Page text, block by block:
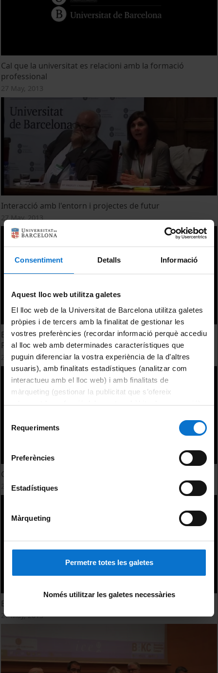
Consentiment Detalls Informació
Aquest lloc web utilitza galetes
El lloc web de la Universitat de Barcelona utilitza galetes
pròpies i de tercers amb la finalitat de gestionar les
vostres preferències (recordar informació perquè accediu
al lloc web amb determinades característiques que
puguin diferenciar la vostra experiència de la d’altres
usuaris), amb finalitats estadístiques (analitzar com
interactueu amb el lloc web) i amb finalitats de
màrqueting (gestionar la publicitat que s’ofereix
adequant-la en funció dels vostres hàbits de navegació).
consultar laPolítica de galetes del lloc web de la
Requeriments
Preferències
Estadístiques
Màrqueting
Permetre totes les galetes
Només utilitzar les galetes necessàries
Cal que la universitat es relacioni amb la formació
professional
27 May, 2013
Interacció amb l'entorn i projectes de futur
27 May, 2013
Experiències d'èxit en la relació Universitat - Formació
Professional
27 May, 2013
Conclusions i tancament
27 May, 2013
Benvinguda i presentació
27 May, 2013